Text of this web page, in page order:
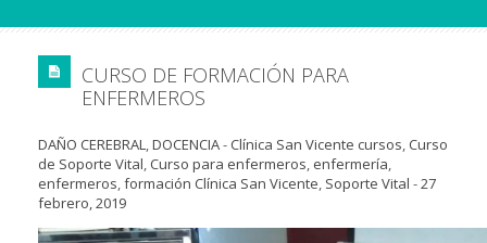
CURSO DE FORMACIÓN PARA
ENFERMEROS
DAÑO CEREBRAL,DOCENCIA- Clínica San Vicente cursos, Curso
de Soporte Vital, Curso para enfermeros, enfermería,
enfermeros,formación Clínica San Vicente, Soporte Vital -27
febrero, 2019